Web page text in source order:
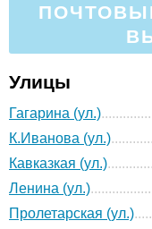
Улицы
Гагарина (ул.)
К.Иванова (ул.)
Кавказкая (ул.)
Ленина (ул.)
Пролетарская (ул.)